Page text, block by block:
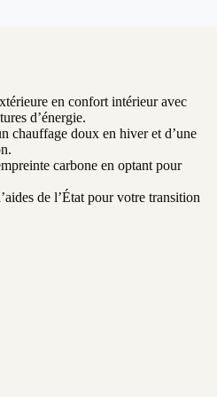
en confort intérieur avec
d’énergie.
chauffage doux en hiver et d’une
carbone en optant pour
de l’État pour votre transition